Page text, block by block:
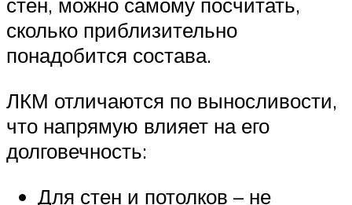
стен, можно самому посчитать,
сколько приблизительно
понадобится состава.
ЛКМ отличаются по выносливости,
что напрямую влияет на его
долговечность:
Для стен и потолков – не